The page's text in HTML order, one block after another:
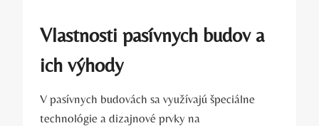
Vlastnosti pasívnych budov a
ich výhody
V pasívnych budovách sa využívajú špeciálne
technológie a dizajnové prvky na